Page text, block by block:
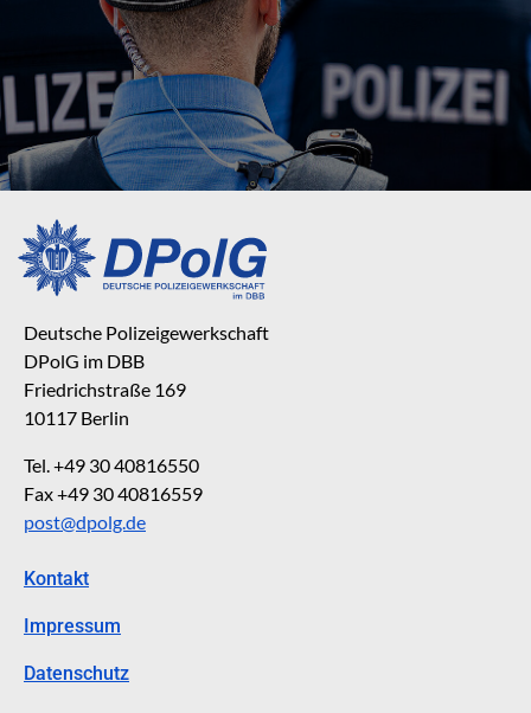
Deutsche Polizeigewerkschaft
DPolG im DBB
Friedrichstraße 169
10117 Berlin
Tel. +49 30 40816550
Fax +49 30 40816559
post@dpolg.de
Kontakt
Impressum
Datenschutz